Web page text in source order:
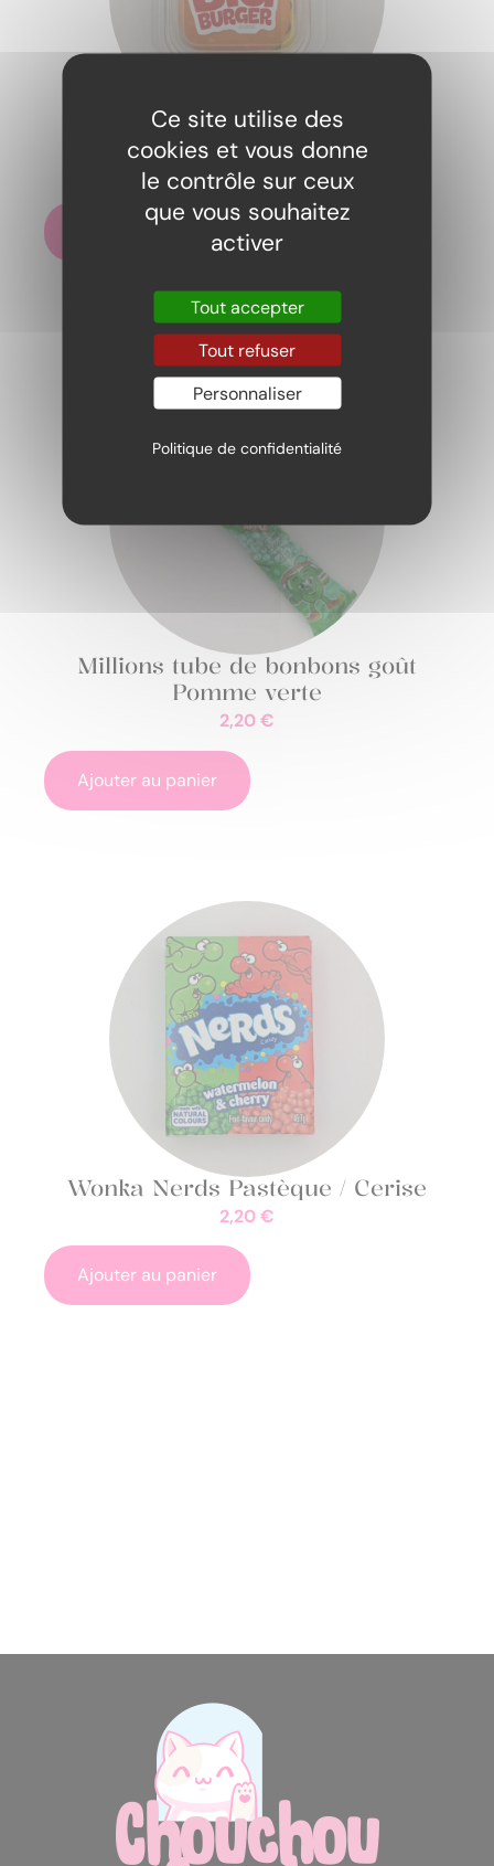
Burger Trolli
2,00 €
Ajouter au panier
Millions tube de bonbons goût
Pomme verte
2,20€
Ajouter au panier
Wonka Nerds Pastèque / Cerise
2,20€
Ajouter au panier
Ce site utilise des
cookies et vous donne
le contrôle sur ceux
que vous souhaitez
activer
Tout accepter
Tout refuser
Personnaliser
Politique de confidentialité